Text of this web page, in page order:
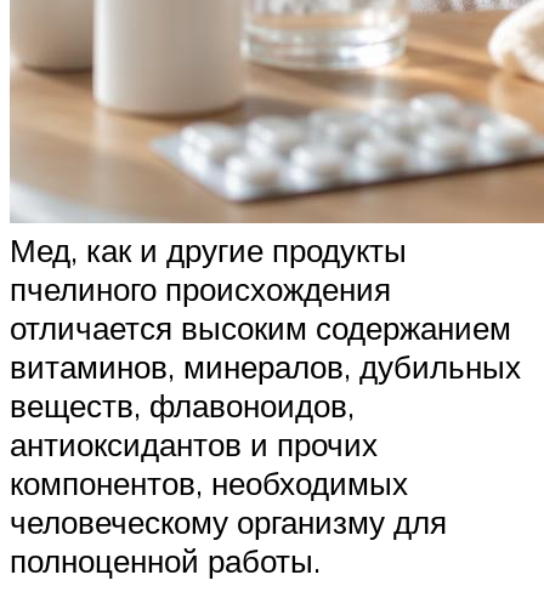
Мед, как и другие продукты
пчелиного происхождения
отличается высоким содержанием
витаминов, минералов, дубильных
веществ, флавоноидов,
антиоксидантов и прочих
компонентов, необходимых
человеческому организму для
полноценной работы.